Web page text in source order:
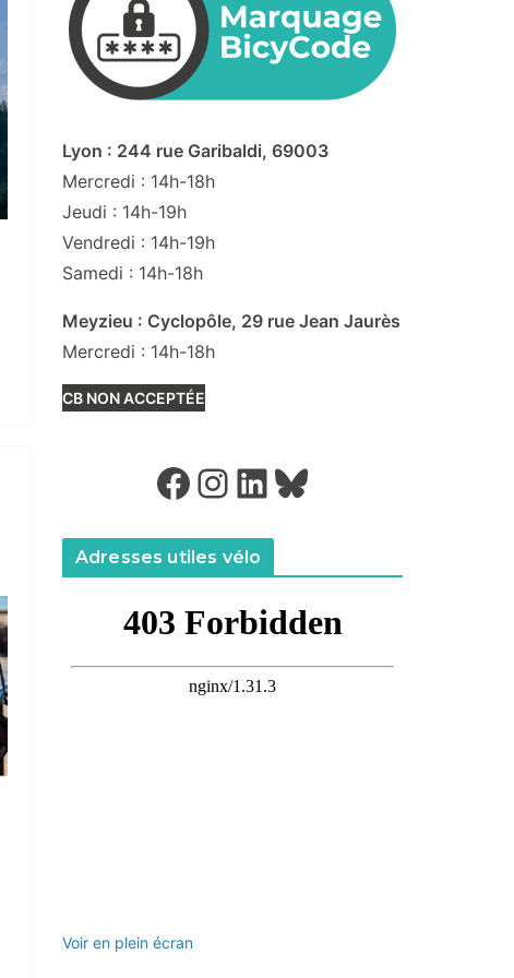
Lyon : 244 rue Garibaldi, 69003
Mercredi : 14h-18h
Jeudi : 14h-19h
Vendredi : 14h-19h
Samedi : 14h-18h
Meyzieu : Cyclopôle, 29 rue Jean Jaurès
Mercredi : 14h-18h
CB NON ACCEPTÉE
Facebook Instagram LinkedIn Bluesky
Adresses utiles vélo
Voir en plein écran